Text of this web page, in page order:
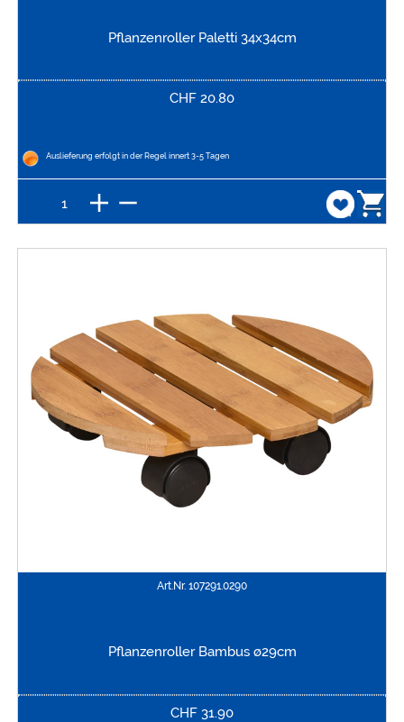
Pflanzenroller Paletti 34x34cm
CHF 20.80
Auslieferung erfolgt in der Regel innert 3-5 Tagen
Art.Nr. 107291.0290
Pflanzenroller Bambus ø29cm
CHF 31.90